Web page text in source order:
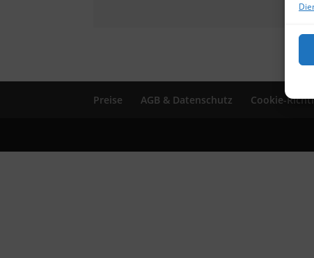
Preise AGB & Datenschutz Cookie-